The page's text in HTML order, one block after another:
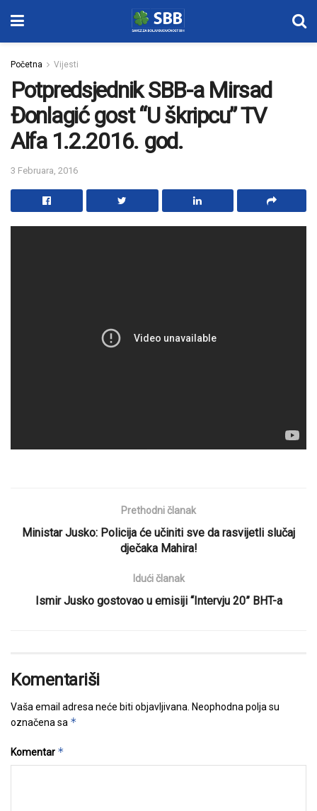
Početna Vijesti
Potpredsjednik SBB-a Mirsad
Đonlagić gost “U škripcu” TV
Alfa 1.2.2016. god.
3 Februara, 2016
Prethodni članak
Ministar Jusko: Policija će učiniti sve da rasvijetli slučaj
dječaka Mahira!
Idući članak
Ismir Jusko gostovao u emisiji “Intervju 20” BHT-a
Komentariši
Vaša email adresa neće biti objavljivana. Neophodna polja su
označena sa *
Komentar *